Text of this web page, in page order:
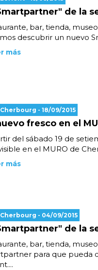
de la
bar, tienda,
descubrir un nuevo
más
- 18/09/2015
fresco en el
del sábado 19 de
en el MURO de
más
- 04/09/2015
de la
bar, tienda,
para que pueda